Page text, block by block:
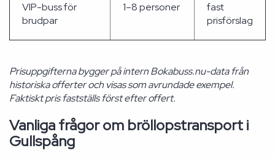
VIP-buss för
brudpar
1–8 personer
fast
prisförslag
Prisuppgifterna bygger på intern Bokabuss.nu-data från
historiska offerter och visas som avrundade exempel.
Faktiskt pris fastställs först efter offert.
Vanliga frågor om bröllopstransport i
Gullspång